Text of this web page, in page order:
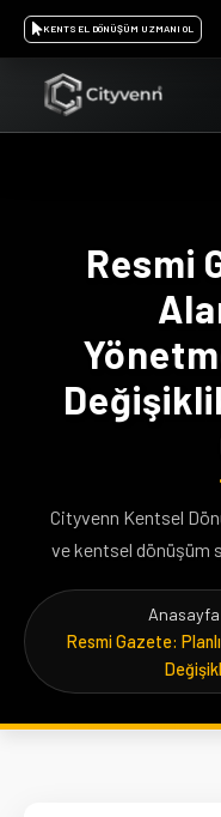
KENTSEL DÖNÜŞÜM UZMANI OL
Resmi
Cityvenn Kentsel
ve kentsel dönüşüm
Anasayfa
Resmi Gazete: